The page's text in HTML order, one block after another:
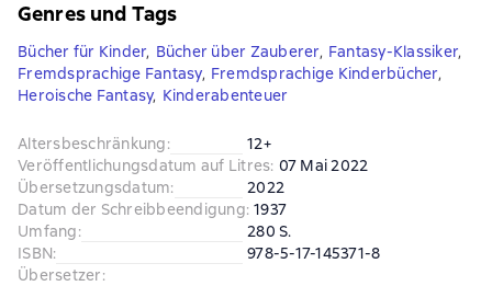
Genres und Tags
Bücher für Kinder, Bücher über Zauberer, Fantasy-Klassiker,
Fremdsprachige Fantasy, Fremdsprachige Kinderbücher,
Heroische Fantasy, Kinderabenteuer
Altersbeschränkung:
12+
Veröffentlichungsdatum auf Litres: 07 Mai 2022
Übersetzungsdatum:
2022
Datum der Schreibbeendigung: 1937
Umfang:
280 S.
ISBN:
978-5-17-145371-8
Übersetzer: